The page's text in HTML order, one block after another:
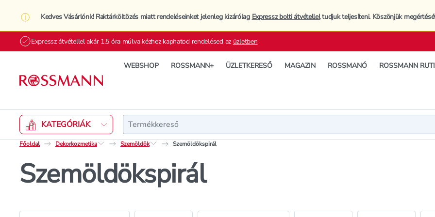
Kedves Vásárlónk! Raktárköltözés miatt rendeléseinket jelenleg kizárólag Expressz bolti átvételleltudjuk teljesíteni. Köszönjük
Expressz átvétellel akár 1.5 óra múlva kézhez kaphatod rendelésed az üzletben
WEBSHOP ROSSMANN+ ÜZLETKERESŐ MAGAZIN ROSSMANÓ ROSSMANN
KATEGÓRIÁK Keresés
Főoldal Dekorkozmetika Szemöldök Szemöldökspirál
Szemöldökspirál